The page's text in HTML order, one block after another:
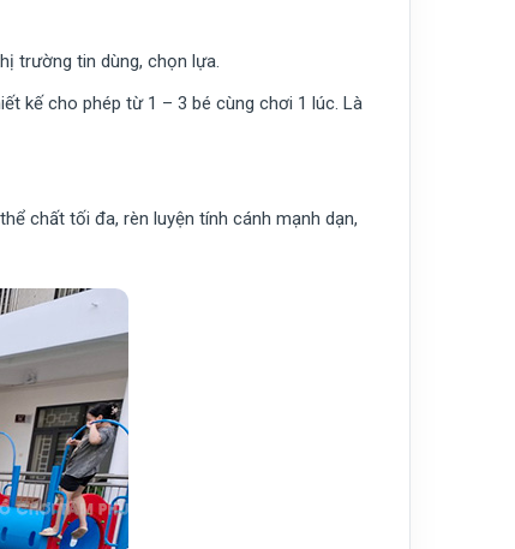
trường tin dùng, chọn lựa.
kế cho phép từ 1 – 3 bé cùng chơi 1 lúc. Là
chất tối đa, rèn luyện tính cánh mạnh dạn,